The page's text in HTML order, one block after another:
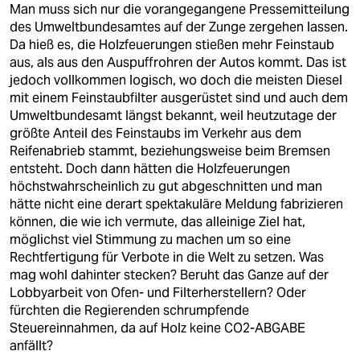
Man muss sich nur die vorangegangene Pressemitteilung
des Umweltbundesamtes auf der Zunge zergehen lassen.
Da hieß es, die Holzfeuerungen stießen mehr Feinstaub
aus, als aus den Auspuffrohren der Autos kommt. Das ist
jedoch vollkommen logisch, wo doch die meisten Diesel
mit einem Feinstaubfilter ausgerüstet sind und auch dem
Umweltbundesamt längst bekannt, weil heutzutage der
größte Anteil des Feinstaubs im Verkehr aus dem
Reifenabrieb stammt, beziehungsweise beim Bremsen
entsteht. Doch dann hätten die Holzfeuerungen
höchstwahrscheinlich zu gut abgeschnitten und man
hätte nicht eine derart spektakuläre Meldung fabrizieren
können, die wie ich vermute, das alleinige Ziel hat,
möglichst viel Stimmung zu machen um so eine
Rechtfertigung für Verbote in die Welt zu setzen. Was
mag wohl dahinter stecken? Beruht das Ganze auf der
Lobbyarbeit von Ofen- und Filterherstellern? Oder
fürchten die Regierenden schrumpfende
Steuereinnahmen, da auf Holz keine CO2-ABGABE
anfällt?